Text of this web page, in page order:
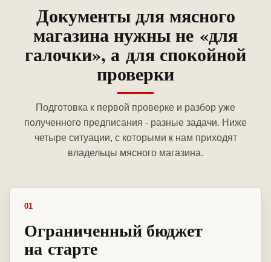
Документы для мясного
магазина нужны не «для
галочки», а для спокойной
проверки
Подготовка к первой проверке и разбор уже
полученного предписания - разные задачи. Ниже
четыре ситуации, с которыми к нам приходят
владельцы мясного магазина.
01
Ограниченный бюджет
на старте